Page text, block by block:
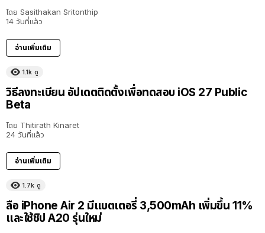
โดย Sasithakan Sritonthip
14 วันที่แล้ว
อ่านเพิ่มเติม
1.1k ดู
วิธีลงทะเบียน อัปเดตติดตั้งเพื่อทดสอบ iOS 27 Public
Beta
โดย Thitirath Kinaret
24 วันที่แล้ว
อ่านเพิ่มเติม
1.7k ดู
ลือ iPhone Air 2 มีแบตเตอรี่ 3,500mAh เพิ่มขึ้น 11%
และใช้ชิป A20 รุ่นใหม่